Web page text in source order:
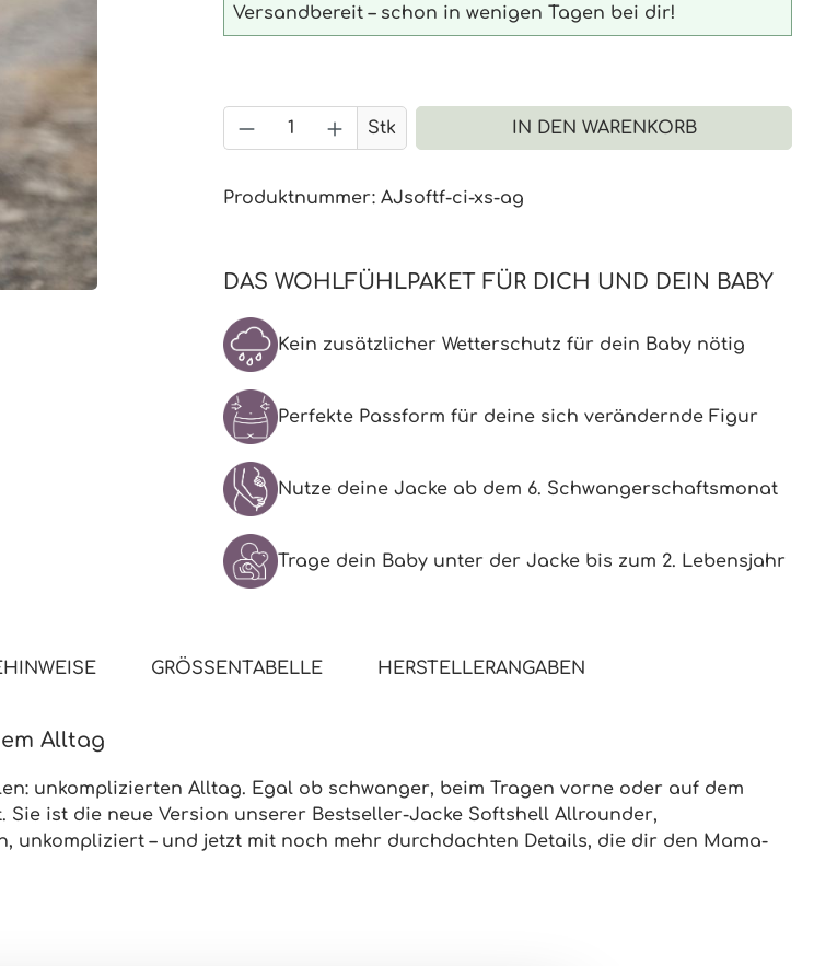
Versandbereit – schon in wenigen Tagen bei dir!
Produkt Anzahl: Gib den gewünschten
Stk IN DEN WARENKORB
Produktnummer: AJsoftf-ci-xs-ag
DAS WOHLFÜHLPAKET FÜR DICH UND DEIN BABY
Kein zusätzlicher Wetterschutz für dein Baby nötig
Perfekte Passform für deine sich verändernde Figur
Nutze deine Jacke ab dem 6. Schwangerschaftsmonat
Trage dein Baby unter der Jacke bis zum 2. Lebensjahr
GRÖSSENTABELLE HERSTELLERANGABEN
Alltag
unkomplizierten Alltag. Egal ob schwanger, beim Tragen vorne oder auf dem
Sie ist die neue Version unserer Bestseller-Jacke Softshell Allrounder,
unkompliziert – und jetzt mit noch mehr durchdachten Details, die dir den Mama-